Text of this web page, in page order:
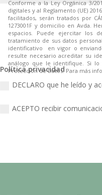
Política privacidad
DECLARO que he leído y
ACEPTO recibir